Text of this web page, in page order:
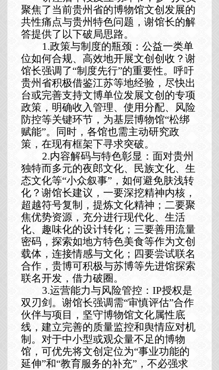
聚焦了当前贵州省的博物馆文创发展的
共性痛点与贵州特色问题，谢馆长的解
答提供了 以下破局思路。
1.政策与制度的瓶颈：公益一类单
位如何合规、高效地开展文创创收？谢
馆长强调了“制度先行”的重要性。呼吁
贵州省积极借鉴江苏等地经验，尽快出
台或完善支持文博单位发展文创的专项
政策，明确收入管理、使用分配、风险
防控等关键环节，为基层博物馆“松绑
赋能”。同时，各馆也需主动研究政
策，在现有框架下寻求突破。
2.内容解码与特色彰显：面对贵州
独特而多元的夜郎文化、民族文化、生
态文化等“小众叙事”，如何避免肤浅转
化？谢馆长建议 ， 一要深挖精神内核，
超越符号复制，提炼文化精神 ； 二要聚
焦优势资源， 充分进行现代化、生活
化、趣味化的设计转化； 三要善用流量
密码 ， 探索如地方特色美食等作为文创
载体，连接情感与文化； 四要尝试联名
合作， 贵博可积极与苏博等先进馆探索
联名开发，借力破圈。
3.运营能力与风险管控：IP授权是
双刃剑。谢馆长强调需“审慎评估”合作
伙伴与项目，坚守博物馆文化属性底
线，建立完善的质量监控和舆情应对机
制。对于中小型或观众量不足的博物
馆，可优先将文创定位为“事业功能的
延伸”和“教育服务的补充”，不必强求